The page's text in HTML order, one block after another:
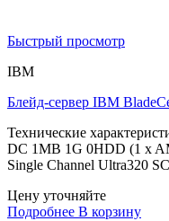
Быстрый просмотр
IBM
Блейд-сервер IBM
Технические
DC 1MB 1G 0HDD (1 x
Single Channel Ultra320
Цену уточняйте
Подробнее В корзину